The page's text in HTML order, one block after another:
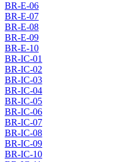
BR-E-06
BR-E-07
BR-E-08
BR-E-09
BR-E-10
BR-IC-01
BR-IC-02
BR-IC-03
BR-IC-04
BR-IC-05
BR-IC-06
BR-IC-07
BR-IC-08
BR-IC-09
BR-IC-10